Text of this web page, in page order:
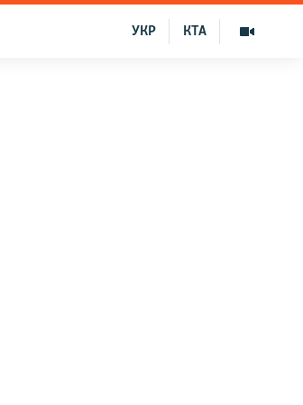
КТА
УКР